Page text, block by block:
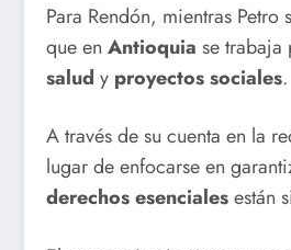
Para Rendón, mientras
que en Antioquia se trabaja
salud y proyectos sociales.
A través de su cuenta en la
lugar de enfocarse en
derechos esencialesestán